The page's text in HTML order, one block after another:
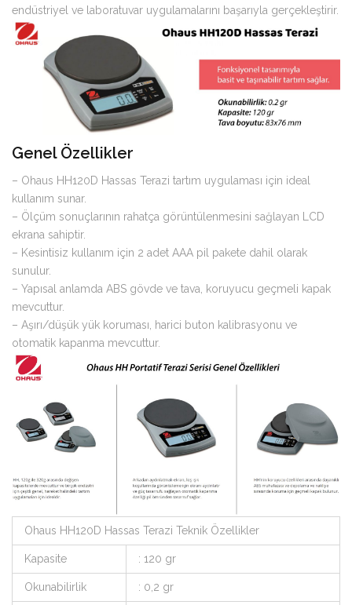
endüstriyel ve laboratuvar uygulamalarını başarıyla gerçekleştirir.
Genel Özellikler
– Ohaus HH120D Hassas Terazi tartım uygulaması için ideal
kullanım sunar.
– Ölçüm sonuçlarının rahatça görüntülenmesini sağlayan LCD
ekrana sahiptir.
– Kesintisiz kullanım için 2 adet AAA pil pakete dahil olarak
sunulur.
– Yapısal anlamda ABS gövde ve tava, koruyucu geçmeli kapak
mevcuttur.
– Aşırı/düşük yük koruması, harici buton kalibrasyonu ve
otomatik kapanma mevcuttur.
Ohaus HH120D Hassas Terazi Teknik Özellikler
Kapasite : 120 gr
Okunabilirlik : 0,2 gr